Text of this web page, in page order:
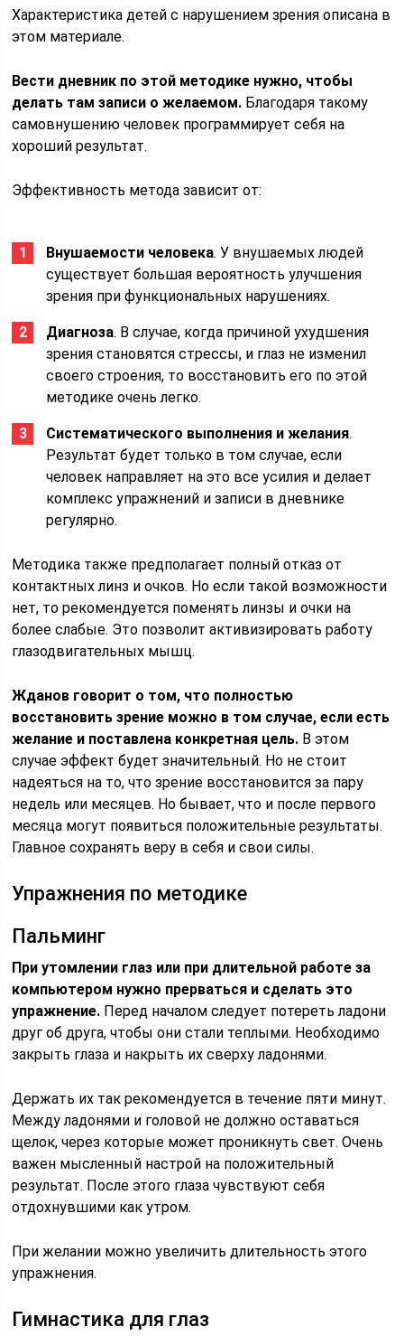
Характеристика детей с нарушением зрения описана в
этом материале.
Вести дневник по этой методике нужно, чтобы
делать там записи о желаемом. Благодаря такому
самовнушению человек программирует себя на
хороший результат.
Эффективность метода зависит от:
Внушаемости человека. У внушаемых людей
существует большая вероятность улучшения
зрения при функциональных нарушениях.
Диагноза. В случае, когда причиной ухудшения
зрения становятся стрессы, и глаз не изменил
своего строения, то восстановить его по этой
методике очень легко.
Систематического выполнения и желания.
Результат будет только в том случае, если
человек направляет на это все усилия и делает
комплекс упражнений и записи в дневнике
регулярно.
Методика также предполагает полный отказ от
контактных линз и очков. Но если такой возможности
нет, то рекомендуется поменять линзы и очки на
более слабые. Это позволит активизировать работу
глазодвигательных мышц.
Жданов говорит о том, что полностью
восстановить зрение можно в том случае, если есть
желание и поставлена конкретная цель. В этом
случае эффект будет значительный. Но не стоит
надеяться на то, что зрение восстановится за пару
недель или месяцев. Но бывает, что и после первого
месяца могут появиться положительные результаты.
Главное сохранять веру в себя и свои силы.
Упражнения по методике
Пальминг
При утомлении глаз или при длительной работе за
компьютером нужно прерваться и сделать это
упражнение. Перед началом следует потереть ладони
друг об друга, чтобы они стали теплыми. Необходимо
закрыть глаза и накрыть их сверху ладонями.
Держать их так рекомендуется в течение пяти минут.
Между ладонями и головой не должно оставаться
щелок, через которые может проникнуть свет. Очень
важен мысленный настрой на положительный
результат. После этого глаза чувствуют себя
отдохнувшими как утром.
При желании можно увеличить длительность этого
упражнения.
Гимнастика для глаз